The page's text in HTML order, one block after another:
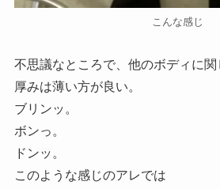
こんな感じ
不思議なところで、他のボディに
厚みは薄い方が良い。
ブリンッ。
ボンっ。
ドンッ。
このような感じのアレでは